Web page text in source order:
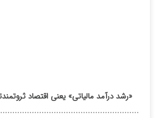
«رشد درآمد مالیاتی» یعنی اقتصاد